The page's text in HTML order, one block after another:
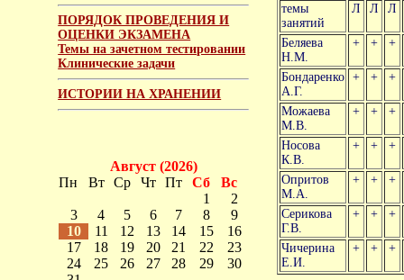
ПОРЯДОК ПРОВЕДЕНИЯ И
ОЦЕНКИ ЭКЗАМЕНА
Темы на зачетном тестировании
Клинические задачи
ИСТОРИИ НА ХРАНЕНИИ
Август (2026)
Пн
Вт Ср Чт Пт Сб
Вс
1
2
3
4 5 6 7 8
9
10
11 12 13 14 15
16
17
18 19 20 21 22
23
24
25 26 27 28 29
30
темы
занятий
Л Л Л
Беляева
Н.М.
+ + +
Бондаренко
А.Г.
+ + +
Можаева
М.В.
+ + +
Носова
К.В.
+ + +
Опритов
М.А.
+ + +
Серикова
Г.В.
+ + +
Чичерина
Е.И.
+ + +